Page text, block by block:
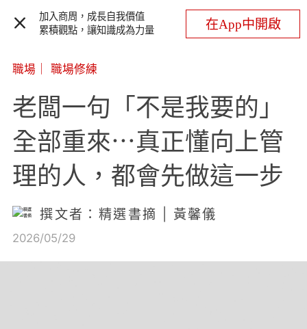
加入商周，成長自我價值
累積觀點，讓知識成為力量
在App中開啟
職場 職場修練
老闆一句「不是我要的」
全部重來⋯真正懂向上管
理的人，都會先做這一步
撰文者：精選書摘 | 黃馨儀
2026/05/29